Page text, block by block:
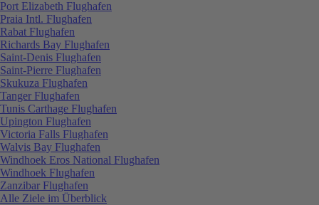
Port Elizabeth Flughafen
Praia Intl. Flughafen
Rabat Flughafen
Richards Bay Flughafen
Saint-Denis Flughafen
Saint-Pierre Flughafen
Skukuza Flughafen
Tanger Flughafen
Tunis Carthage Flughafen
Upington Flughafen
Victoria Falls Flughafen
Walvis Bay Flughafen
Windhoek Eros National Flughafen
Windhoek Flughafen
Zanzibar Flughafen
Alle Ziele im Überblick